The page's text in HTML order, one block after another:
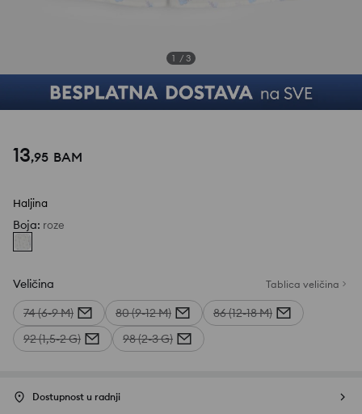
1 / 3
13,95 BAM
Haljina
Boja: roze
Veličina Tablica veličina
74 (6-9 M) 80 (9-12 M)
86 (12-18 M)
92 (1,5-2 G)
98 (2-3 G)
Dostupnost u radnji